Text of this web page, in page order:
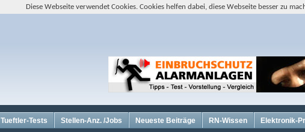
Tueftler-Tests Stellen-Anz. /Jobs Neueste Beiträge RN-Wissen Elektronik-
Diese Webseite verwendet Cookies. Cookies helfen dabei, diese Webseite besser zu